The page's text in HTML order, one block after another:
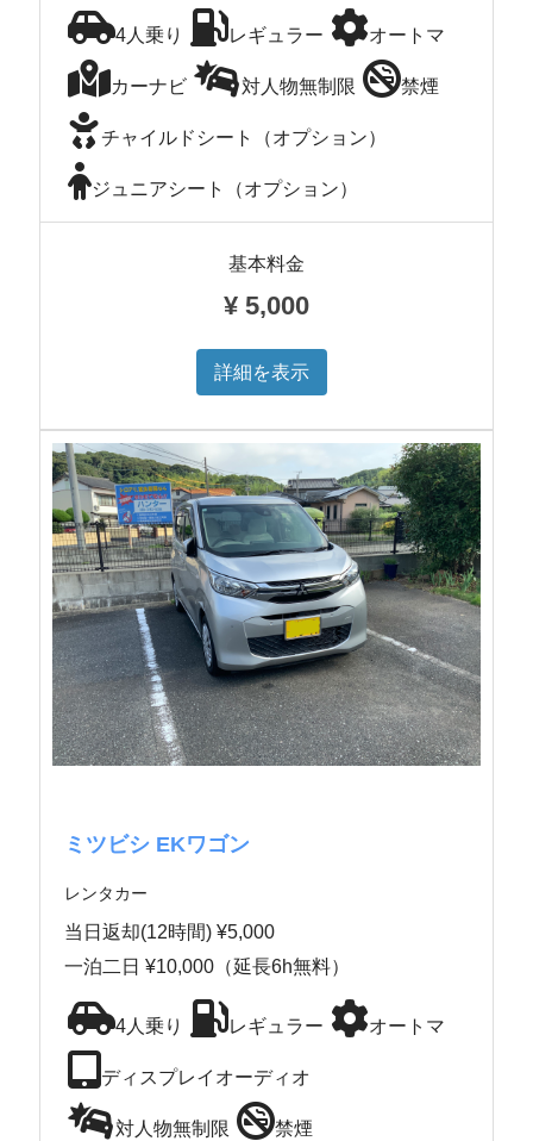
4人乗り レギュラー オートマ
カーナビ 対人物無制限 禁煙
チャイルドシート（オプション）
ジュニアシート（オプション）
基本料金
¥ 5,000
詳細を表示
ミツビシ EKワゴン
レンタカー
当日返却(12時間) ¥5,000
一泊二日 ¥10,000（延長6h無料）
4人乗り レギュラー オートマ
ディスプレイオーディオ
対人物無制限 禁煙